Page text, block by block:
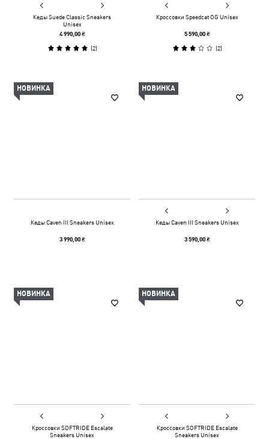
Кеды Suede Classic Sneakers
Unisex
4 990,00 ₴
(2)
Кроссовки Speedcat OG Unisex
5 590,00 ₴
(2)
НОВИНКА
Кеды Caven III Sneakers Unisex
3 990,00 ₴
НОВИНКА
Кеды Caven III Sneakers Unisex
3 590,00 ₴
НОВИНКА
Кроссовки SOFTRIDE Escalate
Sneakers Unisex
НОВИНКА
Кроссовки SOFTRIDE Escalate
Sneakers Unisex